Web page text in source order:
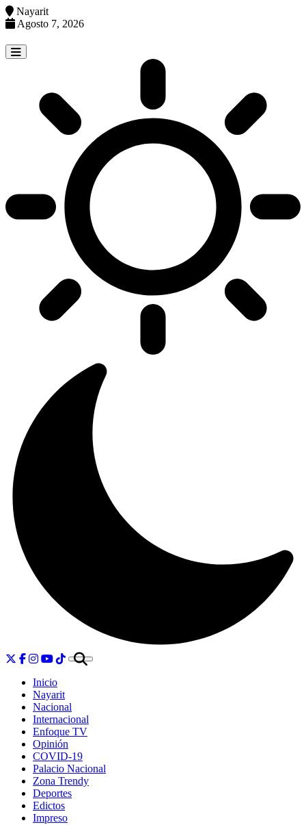
Nayarit
Agosto 7, 2026
to
content
Inicio
Nayarit
Nacional
Internacional
Enfoque TV
Opinión
COVID-19
Palacio Nacional
Zona Trendy
Deportes
Edictos
Impreso